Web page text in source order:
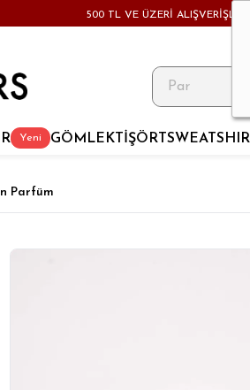
500 TL VE ÜZERİ
Yeni GÖMLEK TİŞÖRT
Parfüm